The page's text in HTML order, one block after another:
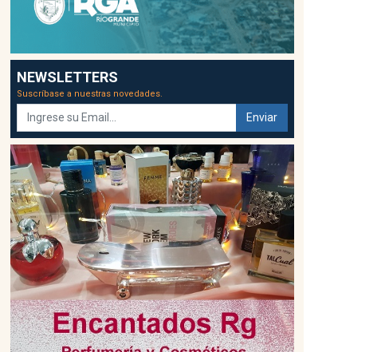
NEWSLETTERS
Suscríbase a nuestras novedades.
Enviar